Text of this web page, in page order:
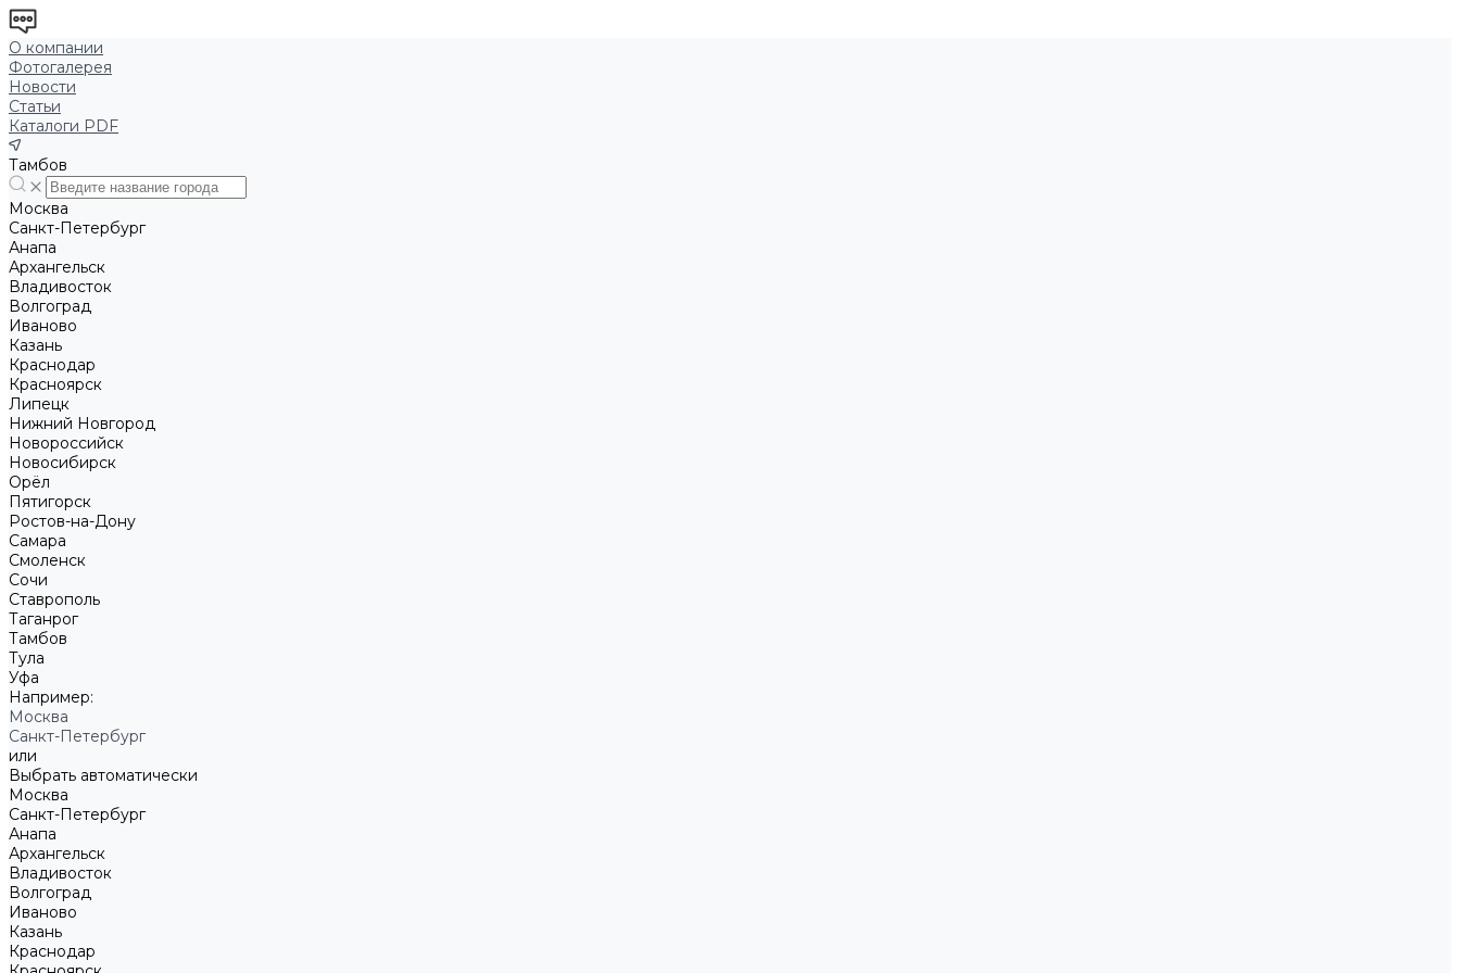
О компании
Фотогалерея
Новости
Статьи
Каталоги PDF
Тамбов
Москва
Санкт-Петербург
Анапа
Архангельск
Владивосток
Волгоград
Иваново
Казань
Краснодар
Красноярск
Липецк
Нижний Новгород
Новороссийск
Новосибирск
Орёл
Пятигорск
Ростов-на-Дону
Самара
Смоленск
Сочи
Ставрополь
Таганрог
Тамбов
Тула
Уфа
Например:
Москва
Санкт-Петербург
или
Выбрать автоматически
Москва
Санкт-Петербург
Анапа
Архангельск
Владивосток
Волгоград
Иваново
Казань
Краснодар